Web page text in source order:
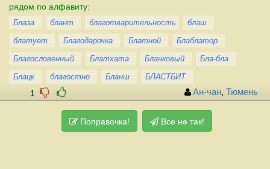
рядом по алфавиту:
Блаза блант благотварительность
блаш
блатует
Благодарочка Блатной
Блаблатор
Благословенный
Блатхата Бланковый
Бла-бла
Блацк
благостно Бланш БЛАСТБИТ
1 Ан-чан, Тюмень
Поправочка! Все не так!